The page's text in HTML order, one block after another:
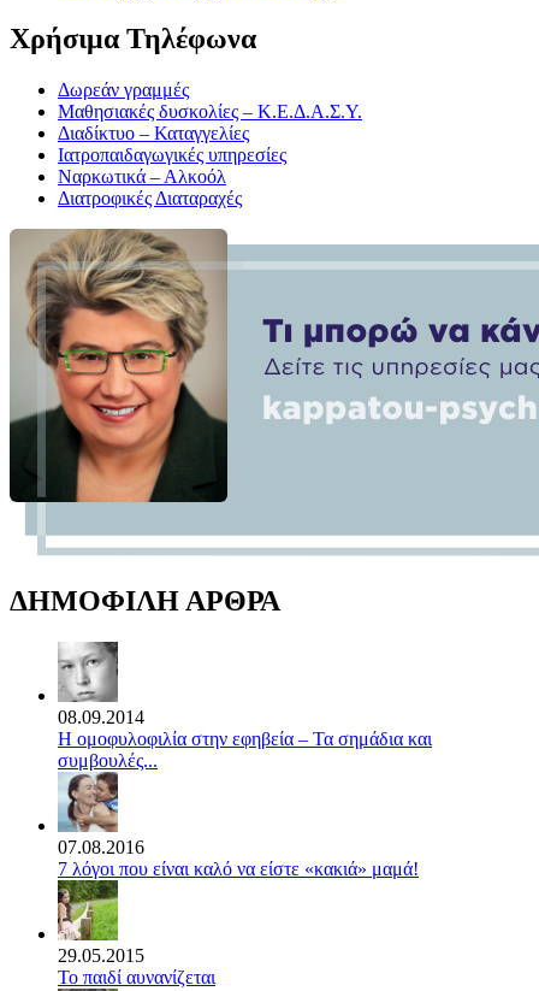
Χρήσιμα Τηλέφωνα
Δωρεάν γραμμές
Μαθησιακές δυσκολίες – Κ.Ε.Δ.Α.Σ.Υ.
Διαδίκτυο – Καταγγελίες
Ιατροπαιδαγωγικές υπηρεσίες
Ναρκωτικά – Αλκοόλ
Διατροφικές Διαταραχές
ΔΗΜΟΦΙΛΗ ΑΡΘΡΑ
08.09.2014
Η ομοφυλοφιλία στην εφηβεία – Τα σημάδια και
συμβουλές...
07.08.2016
7 λόγοι που είναι καλό να είστε «κακιά» μαμά!
29.05.2015
Το παιδί αυνανίζεται